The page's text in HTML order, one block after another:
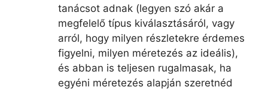
tanácsot adnak (legyen szó akár a
megfelelő típus kiválasztásáról, vagy
arról, hogy milyen részletekre érdemes
figyelni, milyen méretezés az ideális),
és abban is teljesen rugalmasak, ha
egyéni méretezés alapján szeretnéd